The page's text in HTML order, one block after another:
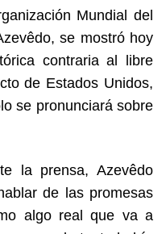
Mundial del
se mostró hoy
contraria al libre
de Estados Unidos,
se pronunciará sobre
la prensa, Azevêdo
de las promesas
algo real que va a